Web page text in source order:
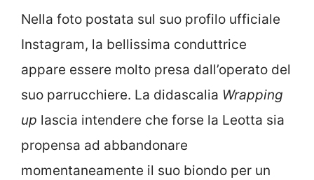
Nella foto postata sul suo profilo ufficiale
Instagram, la bellissima conduttrice
appare essere molto presa dall’operato del
suo parrucchiere. La didascalia Wrapping
up lascia intendere che forse la Leotta sia
propensa ad abbandonare
momentaneamente il suo biondo per un